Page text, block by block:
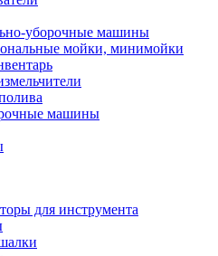
уборочные машины
мойки, минимойки
машины
для инструмента